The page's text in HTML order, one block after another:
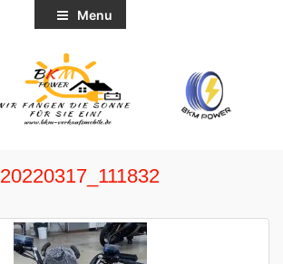
Menu
20220317_111832